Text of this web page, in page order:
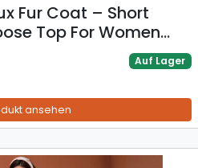
Fur Coat – Short
Top For Women
Brown/Milky White, S-
Auf Lager
ansehen